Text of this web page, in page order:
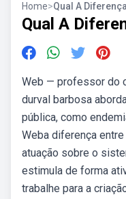
Home>Qual A
Qual A
Web — professor do
durval barbosa
pública, como
Weba diferença
atuação sobre o
estimula de forma
trabalhe para a